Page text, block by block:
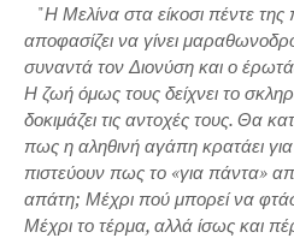
"Η Μελίνα στα είκοσι πέντε της
αποφασίζει να γίνει
συναντά τον Διονύση και ο
Η ζωή όμως τους δείχνει το
δοκιμάζει τις αντοχές τους. Θα
πως η αληθινή αγάπη κρατάει
πιστεύουν πως το «για πάντα»
απάτη; Μέχρι πού μπορεί να
Μέχρι το τέρμα, αλλά ίσως και